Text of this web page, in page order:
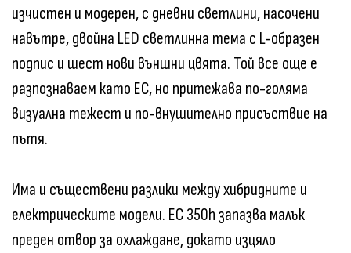
изчистен и модерен, с дневни светлини, насочени
навътре, двойна LED светлинна тема с L-образен
подпис и шест нови външни цвята. Той все още е
разпознаваем като ЕС, но притежава по-голяма
визуална тежест и по-внушително присъствие на
пътя.
Има и съществени разлики между хибридните и
електрическите модели. ЕС 350h запазва малък
преден отвор за охлаждане, докато изцяло